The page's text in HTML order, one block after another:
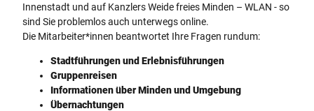
Innenstadt und auf Kanzlers Weide freies Minden – WLAN - so
sind Sie problemlos auch unterwegs online.
Die Mitarbeiter*innen beantwortet Ihre Fragen rundum:
Stadtführungen und Erlebnisführungen
Gruppenreisen
Informationen über Minden und Umgebung
Übernachtungen